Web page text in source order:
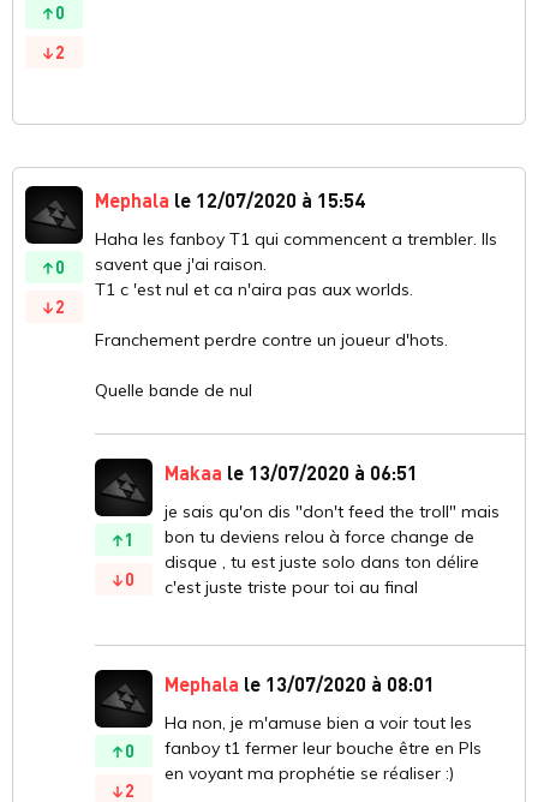
0
2
0
2
Mephala le 12/07/2020 à 15:54
Haha les fanboy T1 qui commencent a trembler. Ils
savent que j'ai raison.
T1 c 'est nul et ca n'aira pas aux worlds.
Franchement perdre contre un joueur d'hots.
Quelle bande de nul
1
0
Makaa le 13/07/2020 à 06:51
je sais qu'on dis "don't feed the troll" mais
bon tu deviens relou à force change de
disque , tu est juste solo dans ton délire
c'est juste triste pour toi au final
0
2
Mephala le 13/07/2020 à 08:01
Ha non, je m'amuse bien a voir tout les
fanboy t1 fermer leur bouche être en Pls
en voyant ma prophétie se réaliser :)